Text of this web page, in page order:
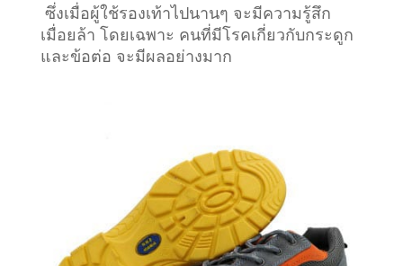
ซึ่งเมื่อผู้ใช้รองเท้าไปนานๆ จะมีความรู้สึก
เมื่อยล้า โดยเฉพาะ คนที่มีโรคเกี่ยวกับกระดูก
และข้อต่อ จะมีผลอย่างมาก